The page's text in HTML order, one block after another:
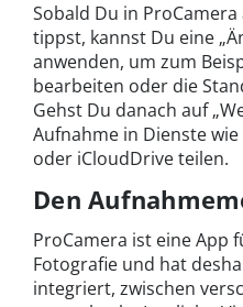
Sobald Du in
tippst, kannst Du eine
anwenden, um zum
bearbeiten oder die
Gehst Du danach auf
Aufnahme in Dienste
oder iCloudDrive teilen.
Den
ProCamera ist eine App
Fotografie und hat
integriert, zwischen